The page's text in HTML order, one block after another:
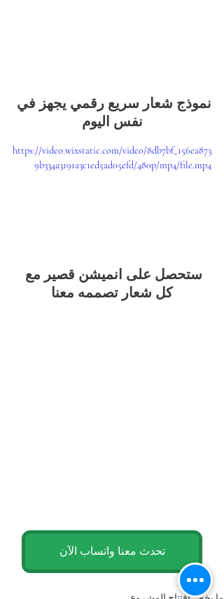
نموذج شعار سريع رقمي يجهز في
نفس اليوم
https://video.wixstatic.com/video/8db7bf_156ea873
9b334a3191a3c1ed5ad05efd/480p/mp4/file.mp4
ستحصل على انميشن قصير مع
كل شعار تصممه معنا
تحدث معنا واتساب الآن